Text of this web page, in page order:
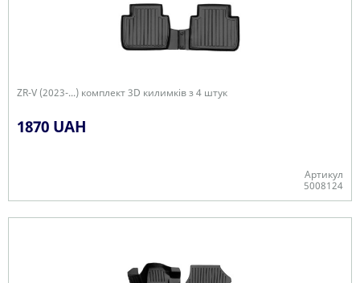
ZR-V (2023-...) комплект 3D килимків з 4 штук
1870 UAH
Артикул
5008124